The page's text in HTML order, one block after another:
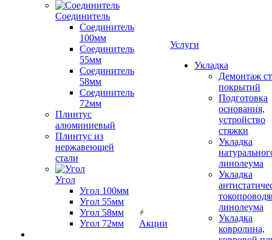
Соединитель
Соединитель
100мм
Соединитель
55мм
Соединитель
58мм
Соединитель
72мм
Плинтус
алюминиевый
Плинтус из
нержавеющей
стали
Угол
Угол 100мм
Угол 55мм
Угол 58мм
Угол 72мм
Акции
Услуги
Укладка
Демонтаж
покрытий
Подготовка
основания,
устройство
стяжки
Укладка
линолеума
Укладка
линолеума
Укладка
ковролина,